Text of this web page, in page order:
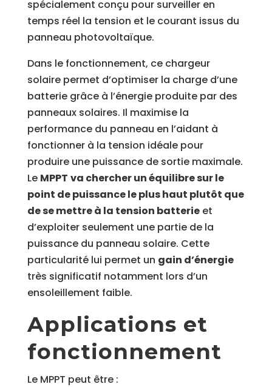
spécialement conçu pour surveiller en
temps réel la tension et le courant issus du
panneau photovoltaïque.
Dans le fonctionnement, ce chargeur
solaire permet d’optimiser la charge d’une
batterie grâce à l’énergie produite par des
panneaux solaires. Il maximise la
performance du panneau en l’aidant à
fonctionner à la tension idéale pour
produire une puissance de sortie maximale.
Le MPPT va chercher un équilibre sur le
point de puissance le plus haut plutôt que
de se mettre à la tension batterieet
d’exploiter seulement une partie de la
puissance du panneau solaire. Cette
particularité lui permet un gain d’énergie
très significatif notamment lors d’un
ensoleillement faible.
Applications et
fonctionnement
Le MPPT peut être :